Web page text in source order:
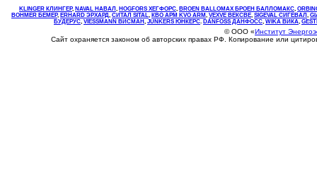
KLINGER КЛИНГЕР, NAVAL НАВАЛ , НOGFORS ХЕГФОРС, BROEN BALLOMAX БРОЕН БАЛЛОМАКС,
BOHMER БЕМЕР, ERHARD ЭРХАРД, СИТАЛ SITAL, КВО АРМ KVO ARM, VEXVE ВЕКСВЕ, SIGEVAL СИГЕВАЛ ,
БУДЕРУС, VIESSMANN ВИСМАН , JUNKERS ЮНКЕРС. DANFOSS ДАНФОСС, WIKA ВИКА,
© ООО «Институт
Сайт охраняется законом об авторских правах РФ. Копирование или